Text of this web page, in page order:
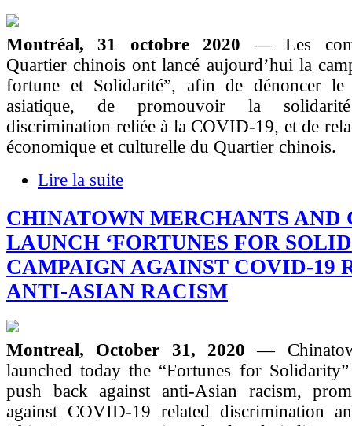
Montréal, 31 octobre 2020— Les
Quartier chinois ont lancé aujourd’hui la
fortune et Solidarité”, afin de dénoncer le
asiatique, de promouvoir la
discrimination reliée à la COVID-19, et de
économique et culturelle du Quartier chinois.
Lire la suite
CHINATOWN MERCHANTS AND
LAUNCH ‘FORTUNES FOR
CAMPAIGN AGAINST COVID-19
ANTI-ASIAN RACISM
Montreal, October 31, 2020—
launched today the “Fortunes for
push back against anti-Asian racism,
against COVID-19 related discrimination